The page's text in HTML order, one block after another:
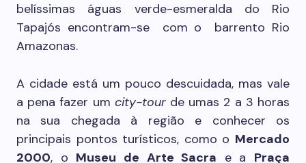
belíssimas águas verde-esmeralda do Rio
Tapajós encontram-se com o barrento Rio
Amazonas.
A cidade está um pouco descuidada, mas vale
a pena fazer um city-tourde umas 2 a 3 horas
na sua chegada à região e conhecer os
principais pontos turísticos, como o Mercado
2000, o Museu de Arte Sacra e a Praça